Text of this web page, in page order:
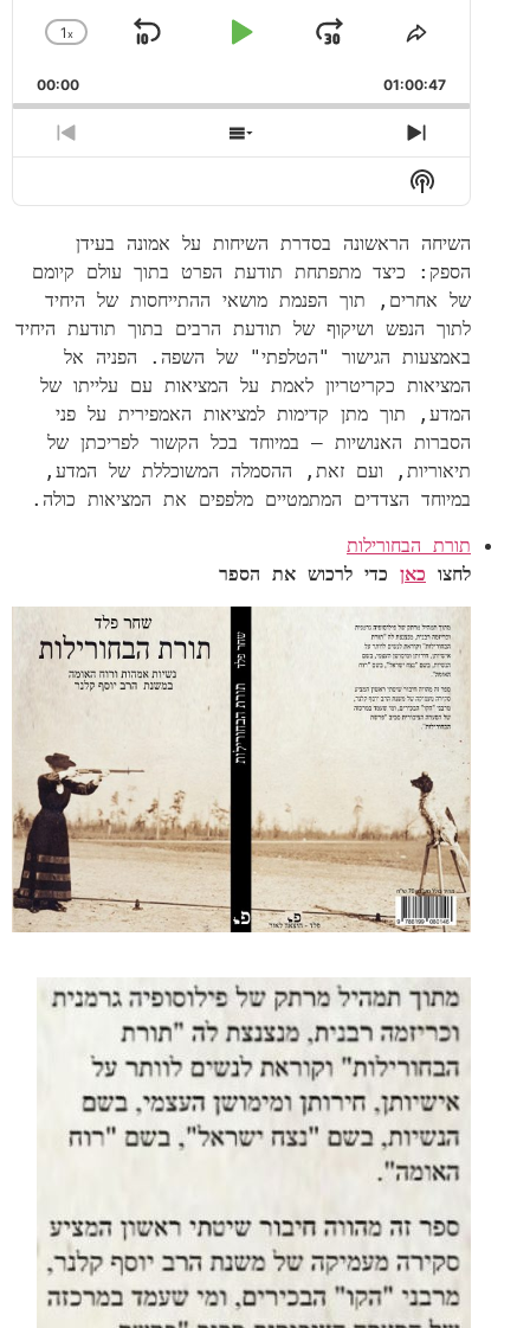
Rate
1xPlay Pause
Jump Forward
Share This Episode
00:00 01:00:47
Show Episodes List
Next Episode
Show Podcast Information
השיחה הראשונה בסדרת השיחות על אמונה בעידן
הספק: כיצד מתפתחת תודעת הפרט בתוך עולם קיומם
של אחרים, תוך הפנמת מושאי ההתייחסות של היחיד
לתוך הנפש ושיקוף של תודעת הרבים בתוך תודעת היחיד
באמצעות הגישור "הטלפתי" של השפה. הפניה אל
המציאות כקריטריון לאמת על המציאות עם עלייתו של
המדע, תוך מתן קדימות למציאות האמפירית על פני
הסברות האנושיות – במיוחד בכל הקשור לפריכתן של
תיאוריות, ועם זאת, ההסמלה המשוכללת של המדע,
במיוחד הצדדים המתמטיים מלפפים את המציאות כולה.
תורת הבחורילות
לחצו כאן כדי לרכוש את הספר